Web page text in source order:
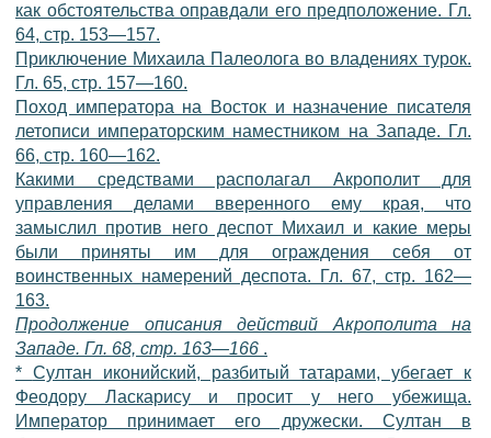
как обстоятельства оправдали его предположение. Гл.
64, стр. 153—157.
Приключение Михаила Палеолога во владениях турок.
Гл. 65, стр. 157—160.
Поход императора на Восток и назначение писателя
летописи императорским наместником на Западе. Гл.
66, стр. 160—162.
Какими средствами располагал Акрополит для
управления делами вверенного ему края, что
замыслил против него деспот Михаил и какие меры
были приняты им для ограждения себя от
воинственных намерений деспота. Гл. 67, стр. 162—
163.
Продолжение описания действий Акрополита на
Западе. Гл. 68, стр. 163—166 .
* Султан иконийский, разбитый татарами, убегает к
Феодору Ласкарису и просит у него убежища.
Император принимает его дружески. Султан в